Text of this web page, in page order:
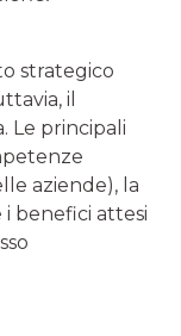
strategico
il
Le principali
aziende), la
benefici attesi